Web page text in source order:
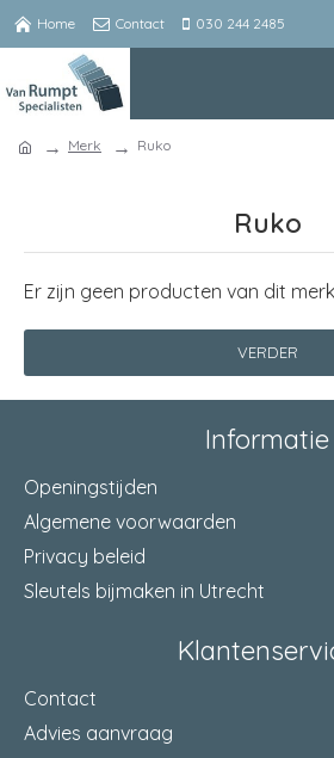
Home Contact 030 244 2485
Merk Ruko
Ruko
Er zijn geen producten van dit
VERDER
Informatie
Openingstijden
Algemene voorwaarden
Privacy beleid
Sleutels bijmaken in Utrecht
Contact
Advies aanvraag